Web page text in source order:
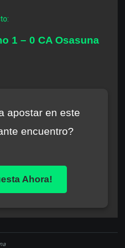
1 – 0 CA Osasuna
apostar en este
encuentro?
Ahora!